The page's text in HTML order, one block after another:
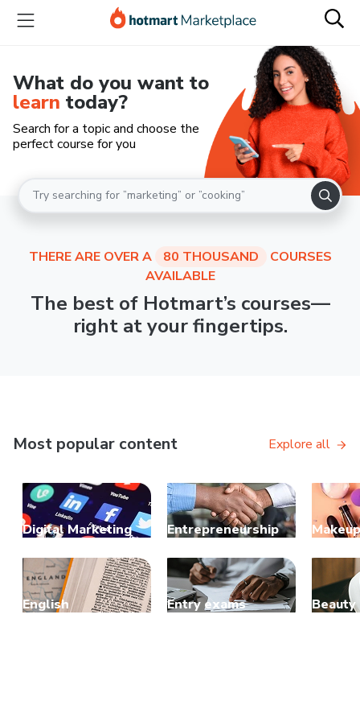
What do you want to
learn today?
Search for a topic and choose the
perfect course for you
THERE ARE OVER A 80 THOUSAND
COURSES
AVAILABLE
The best of Hotmart’s courses—
right at your fingertips.
Most popular content Explore all
Digital Marketing Entrepreneurship Makeup
English Entry exams Beauty